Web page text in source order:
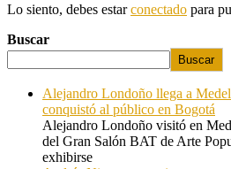
Lo siento, debes estarconectado para
Buscar
Buscar
Alejandro Londoño llega a
conquistó al público en Bogotá
Alejandro Londoño visitó en
del Gran Salón BAT de Arte
exhibirse